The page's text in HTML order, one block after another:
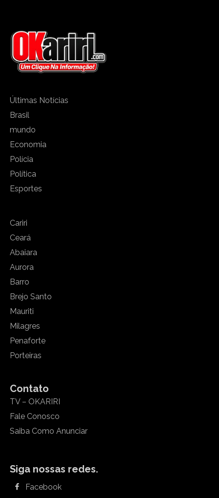
Últimas Notícias
Brasil
mundo
Economia
Polícia
Política
Esportes
Cariri
Ceará
Abaiara
Aurora
Barro
Brejo Santo
Mauriti
Milagres
Penaforte
Porteiras
Contato
TV – OKARIRI
Fale Conosco
Saiba Como Anunciar
Siga nossas redes.
Facebook